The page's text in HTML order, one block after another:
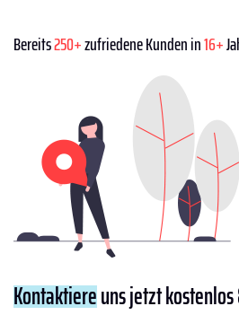
Bereits250+zufriedene Kunden in16+
Kontaktiereuns jetzt